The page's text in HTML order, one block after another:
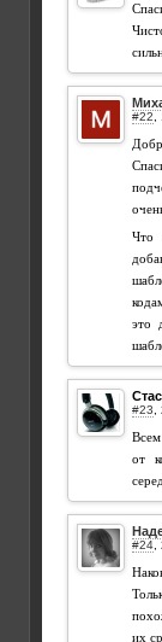
#22
Что
это
Стас
#23
от
#24
их